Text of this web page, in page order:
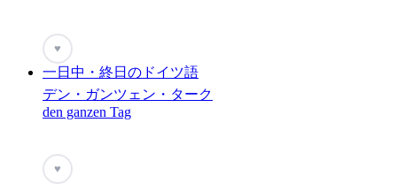
♥
一日中・終日のドイツ語
デン・ガンツェン・ターク
den ganzen Tag
♥